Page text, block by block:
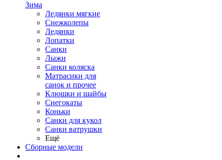
Зима
Ледянки мягкие
Снежколепы
Ледянки
Лопатки
Санки
Лыжи
Санки коляска
Матрасики для
санок и прочее
Клюшки и шайбы
Снегокаты
Коньки
Санки для кукол
Санки ватрушки
Ещё
Сборные модели